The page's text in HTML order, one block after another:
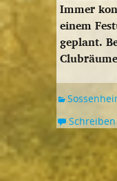
Immer
einem
geplant.